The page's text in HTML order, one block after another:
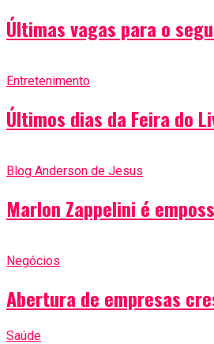
Últimas vagas para o
Entretenimento
Últimos dias da Feira do
Blog Anderson de Jesus
Marlon Zappelini é
Negócios
Abertura de empresas
Saúde